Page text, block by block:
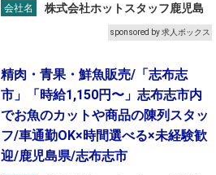
会社名 株式会社ホットスタッフ鹿児島
sponsored by 求人ボックス
精肉・青果・鮮魚販売/「志布志
市」「時給1,150円〜」志布志市内
でお魚のカットや商品の陳列スタッ
フ/車通勤OK×時間選べる×未経験歓
迎/鹿児島県/志布志市